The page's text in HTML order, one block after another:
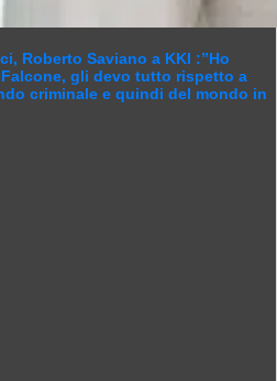
Roberto Saviano a KKI :”Ho
gli devo tutto rispetto a
criminale e quindi del mondo in